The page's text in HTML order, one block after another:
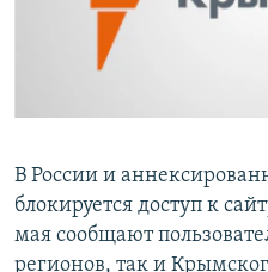
ПОБЕДИТЕЛЕЙ НЕ СУДЯТ?
КРЫМ.НЕПОКОРЕННЫЙ
ПРИСОЕДИНЯЙТЕСЬ!
Все сайты RFE/RL
В России и
блокируется доступ к
мая сообщают
регионов, так и